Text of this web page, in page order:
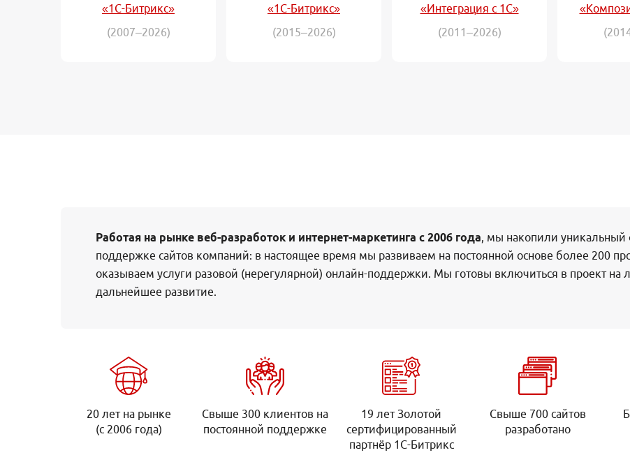
«1С-Битрикс»
(2007–2026)
«1С-Битрикс»
(2015–2026)
«Интеграция с 1С»
(2011–2026)
Работая на рынке веб-разработок и интернет-маркетинга с 2006 года, мы накопили уникальный
поддержке сайтов компаний: в настоящее время мы развиваем на постоянной основе более 200
оказываем услуги разовой (нерегулярной) онлайн-поддержки. Мы готовы включиться в проект на
дальнейшее развитие.
20 лет на рынке
(с 2006 года)
Свыше 300 клиентов на
постоянной поддержке
19 лет Золотой
сертифицированный
партнёр 1С-Битрикс
Свыше 700 сайтов
разработано